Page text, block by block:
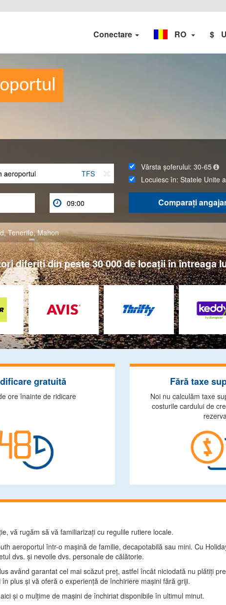
Conectare RO $
TFS

Vârsta șoferului:30-65
Locuiesc în:Statele Unite
Comparaţi
,Tenerife,Mahon
diferiţi din peste 30 000 de locaţii în întreaga
gratuită
ore înainte de ridicare
Fără taxe
Noi nu calculăm taxe
costurile cardului de
vă rugăm să vă familiarizaţi cu regulile rutiere locale.
aeroportul într-o maşină de familie, decapotabilă sau mini. Cu
dvs. şi nevoile dvs. personale de călătorie.
având garantat cel mai scăzut preţ, astfel încât niciodată nu plătiţi
plus şi vă oferă o experienţă de închiriere maşini fără griji.
şi o mulţime de maşini de închiriat disponibile în ultimul minut.